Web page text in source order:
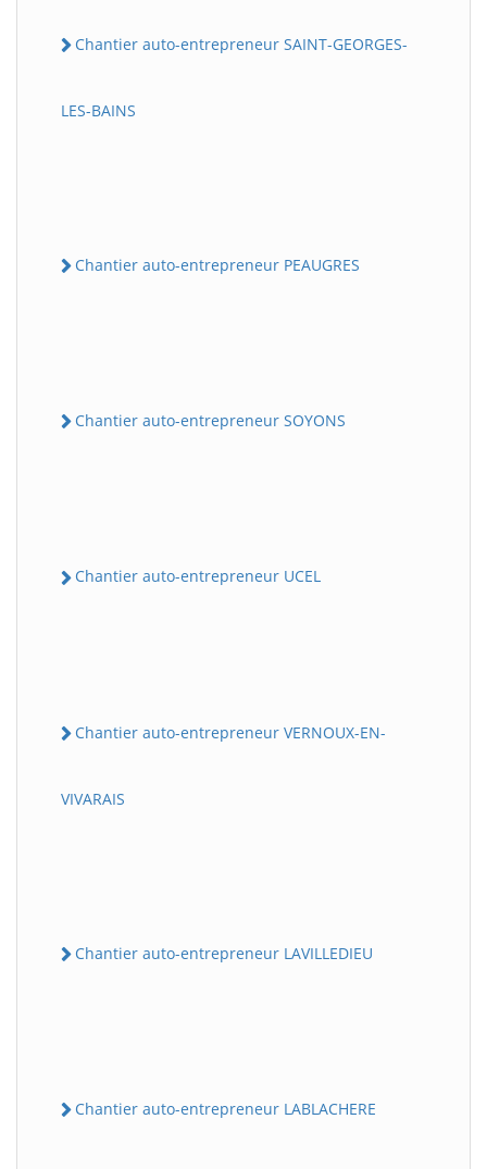
Chantier auto-entrepreneur SAINT-GEORGES-
LES-BAINS
Chantier auto-entrepreneur PEAUGRES
Chantier auto-entrepreneur SOYONS
Chantier auto-entrepreneur UCEL
Chantier auto-entrepreneur VERNOUX-EN-
VIVARAIS
Chantier auto-entrepreneur LAVILLEDIEU
Chantier auto-entrepreneur LABLACHERE